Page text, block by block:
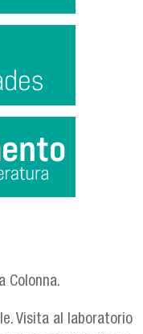
Colonna.
Visita al laboratorio